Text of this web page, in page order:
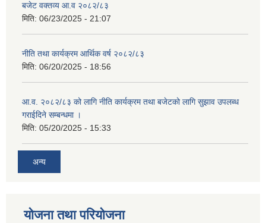
बजेट वक्तव्य आ.व २०८२/८३
मिति: 06/23/2025 - 21:07
नीति तथा कार्यक्रम आर्थिक वर्ष २०८२/८३
मिति: 06/20/2025 - 18:56
आ.व. २०८२/८३ को लागि नीति कार्यक्रम तथा बजेटको लागि सुझाव उपलब्ध
गराईदिने सम्बन्धमा ।
मिति: 05/20/2025 - 15:33
अन्य
योजना तथा परियोजना